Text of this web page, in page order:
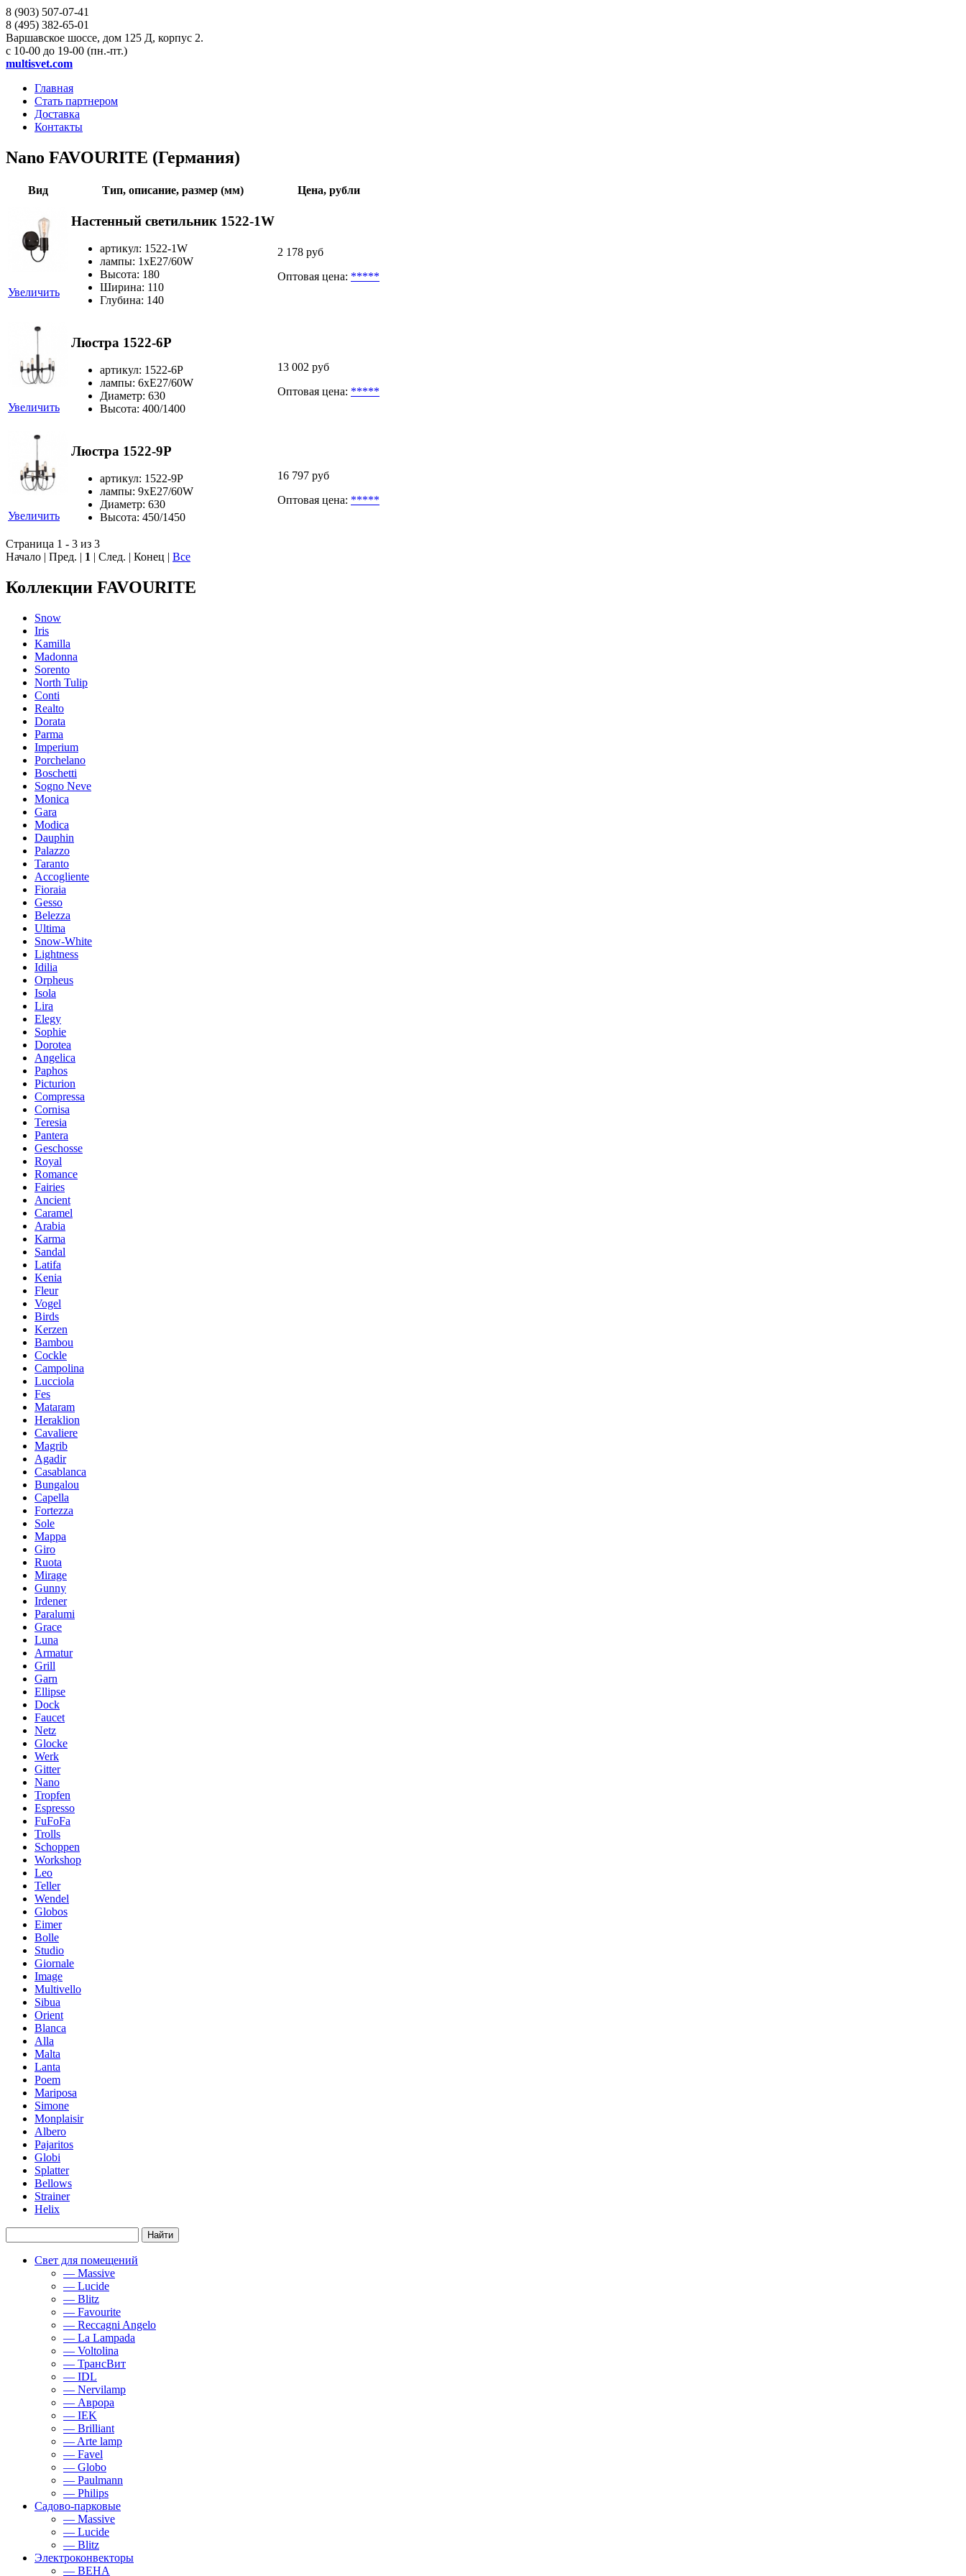
8 (903) 507-07-41
8 (495) 382-65-01
Варшавское шоссе, дом 125 Д, корпус 2.
с 10-00 до 19-00 (пн.-пт.)
multisvet.com
Главная
Стать партнером
Доставка
Контакты
Nano FAVOURITE (Германия)
Вид Тип, описание, размер (мм) Цена, рубли
Увеличить
Настенный светильник 1522-1W
артикул: 1522-1W
лампы: 1хE27/60W
Высота: 180
Ширина: 110
Глубина: 140
2 178 руб
Оптовая цена: *****
Увеличить
Люстра 1522-6P
артикул: 1522-6P
лампы: 6хE27/60W
Диаметр: 630
Высота: 400/1400
13 002 руб
Оптовая цена: *****
Увеличить
Люстра 1522-9P
артикул: 1522-9P
лампы: 9хE27/60W
Диаметр: 630
Высота: 450/1450
16 797 руб
Оптовая цена: *****
Страница 1 - 3 из 3
Начало | Пред. | 1 | След. | Конец | Все
Коллекции FAVOURITE
Snow
Iris
Kamilla
Madonna
Sorento
North Tulip
Conti
Realto
Dorata
Parma
Imperium
Porchelano
Boschetti
Sogno Neve
Moniсa
Gara
Modica
Dauphin
Palazzo
Taranto
Accogliente
Fioraia
Gesso
Belezza
Ultima
Snow-White
Lightness
Idilia
Orpheus
Isola
Lira
Elegy
Sophie
Dorotea
Angelica
Paphos
Picturion
Compressa
Cornisa
Teresia
Pantera
Geschosse
Royal
Romance
Fairies
Ancient
Caramel
Arabia
Karma
Sandal
Latifa
Kenia
Fleur
Vogel
Birds
Kerzen
Bambou
Cockle
Campolina
Lucciola
Fes
Mataram
Heraklion
Cavaliere
Magrib
Agadir
Casablanca
Bungalou
Capella
Fortezza
Sole
Mappa
Giro
Ruota
Mirage
Gunny
Irdener
Paralumi
Grace
Luna
Armatur
Grill
Garn
Ellipse
Dock
Faucet
Netz
Glocke
Werk
Gitter
Nano
Tropfen
Espresso
FuFoFa
Trolls
Schoppen
Workshop
Leo
Teller
Wendel
Globos
Eimer
Bolle
Studio
Giornale
Image
Multivello
Sibua
Orient
Blanca
Alla
Malta
Lanta
Poem
Mariposa
Simone
Мonplaisir
Albero
Pajaritos
Globi
Splatter
Bellows
Strainer
Helix
Свет для помещений
— Massive
— Lucide
— Blitz
— Favourite
— Reccagni Angelo
— La Lampada
— Voltolina
— ТрансВит
— IDL
— Nervilamp
— Аврора
— IEK
— Brilliant
— Arte lamp
— Favel
— Globo
— Paulmann
— Philips
Садово-парковые
— Massive
— Lucide
— Blitz
Электроконвекторы
— BEHA